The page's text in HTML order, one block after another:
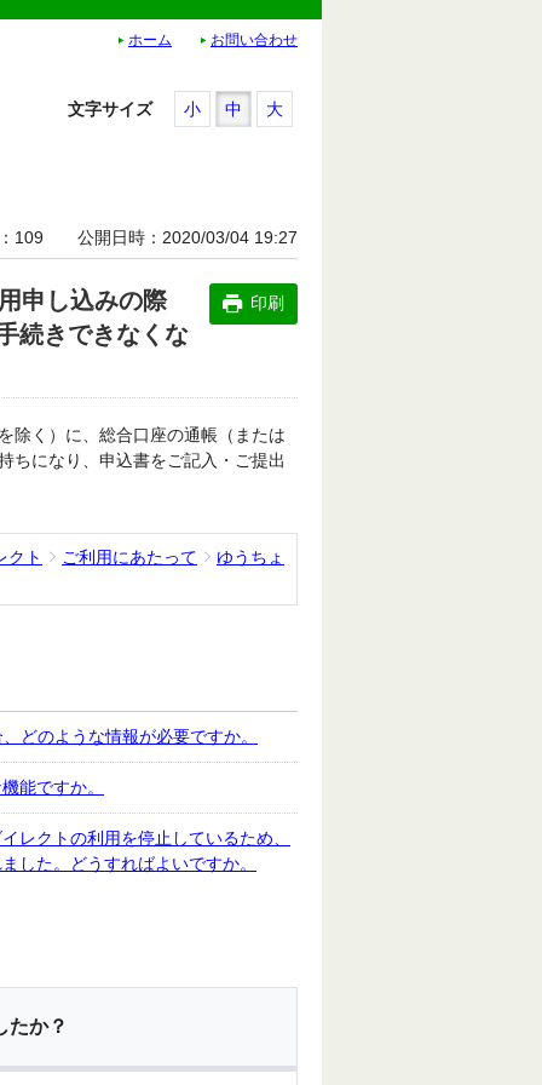
ホーム お問い合わせ
文字サイズ 小 中 大
109 公開日時 2020/03/04 19:27
申し込みの際
続きできなくな
印刷
除く）に、総合口座の通帳（または
ちになり、申込書をご記入・ご提出
クト ご利用にあたって ゆうちょ
どのような情報が必要ですか。
能ですか。
レクトの利用を停止しているため、
した。どうすればよいですか。
たか？